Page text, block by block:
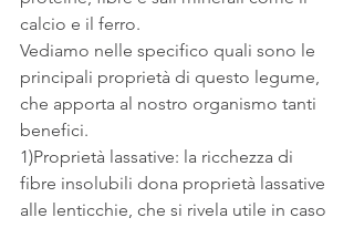
calcio e il ferro.
Vediamo nelle specifico quali sono le
principali proprietà di questo legume,
che apporta al nostro organismo tanti
benefici.
1)Proprietà lassative: la ricchezza di
fibre insolubili dona proprietà lassative
alle lenticchie, che si rivela utile in caso